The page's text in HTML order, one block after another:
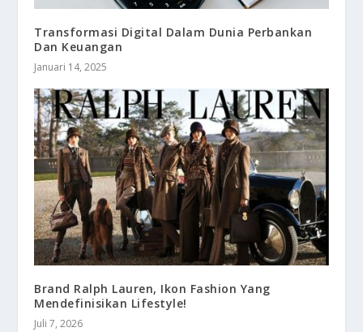
Transformasi Digital Dalam Dunia Perbankan
Dan Keuangan
Januari 14, 2025
Brand Ralph Lauren, Ikon Fashion Yang
Mendefinisikan Lifestyle!
Juli 7, 2026